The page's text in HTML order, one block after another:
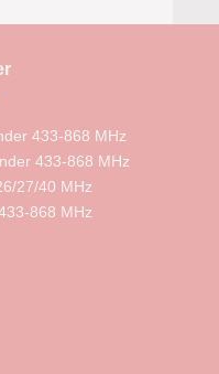
433-868 MHz
433-868 MHz
27/40 MHz
868 MHz